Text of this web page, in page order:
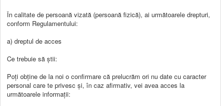
În calitate de persoană vizată (persoană fizică), ai următoarele drepturi,
conform Regulamentului:
a) dreptul de acces
Ce trebuie să știi:
Poți obține de la noi o confirmare că prelucrăm ori nu date cu caracter
personal care te privesc și, în caz afirmativ, vei avea acces la
următoarele informații: